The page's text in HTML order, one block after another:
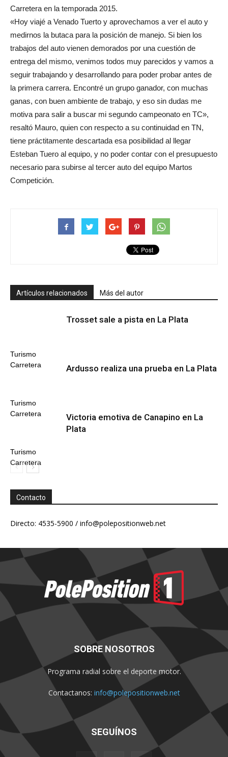
Carretera en la temporada 2015.
«Hoy viajé a Venado Tuerto y aprovechamos a ver el auto y
medirnos la butaca para la posición de manejo. Si bien los
trabajos del auto vienen demorados por una cuestión de
entrega del mismo, venimos todos muy parecidos y vamos a
seguir trabajando y desarrollando para poder probar antes de
la primera carrera. Encontré un grupo ganador, con muchas
ganas, con buen ambiente de trabajo, y eso sin dudas me
motiva para salir a buscar mi segundo campeonato en TC»,
resaltó Mauro, quien con respecto a su continuidad en TN,
tiene práctitamente descartada esa posibilidad al llegar
Esteban Tuero al equipo, y no poder contar con el presupuesto
necesario para subirse al tercer auto del equipo Martos
Competición.
Artículos relacionados Más del autor
Turismo
Carretera
Trosset sale a pista en La Plata
Turismo
Carretera
Ardusso realiza una prueba en La Plata
Turismo
Carretera
Victoria emotiva de Canapino en La
Plata
Contacto
Directo: 4535-5900 / info@polepositionweb.net
SOBRE NOSOTROS
Programa radial sobre el deporte motor.
Contactanos: info@polepositionweb.net
SEGUÍNOS